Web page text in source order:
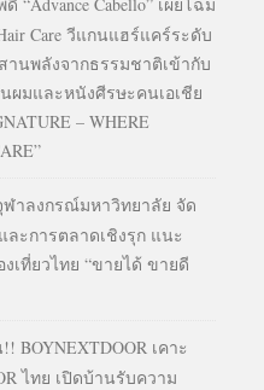
Care วีแกนแฮร์แคร์ระดับ
านพลังจากธรรมชาติเข้ากับ
ผมและหนังศีรษะคนเอเชีย
– WHERE
าลงกรณ์มหาวิทยาลัย จัด
ะการตลาดเชิงรุก แนะ
เที่ยวไทย “ขายได้ ขายดี
BOYNEXTDOOR เคาะ
ไทย เปิดบ้านรับความ